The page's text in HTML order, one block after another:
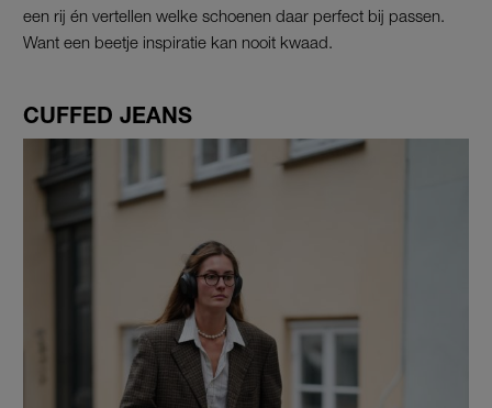
een rij én vertellen welke schoenen daar perfect bij passen.
Want een beetje inspiratie kan nooit kwaad.
CUFFED JEANS